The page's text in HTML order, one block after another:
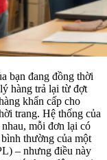
bạn đang đồng thời
hàng trả lại từ đợt
khẩn cấp cho
trang. Hệ thống của
mỗi đơn lại có
thường của một
– nhưng điều này